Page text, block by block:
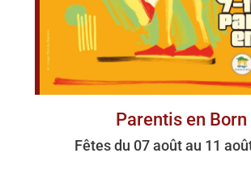
Parentis en Born
Fêtes du 07 août au 11